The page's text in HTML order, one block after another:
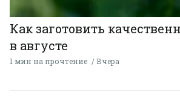
Как заготовить
в августе
1 мин на прочтение Вчера